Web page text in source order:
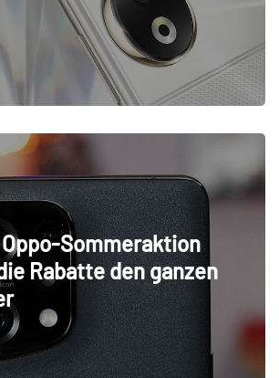
Sommeraktion
Rabatte den ganzen